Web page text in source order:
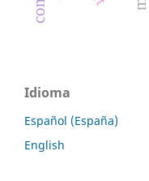
Idioma
Español (España)
English